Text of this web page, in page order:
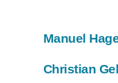
Manuel
Christian